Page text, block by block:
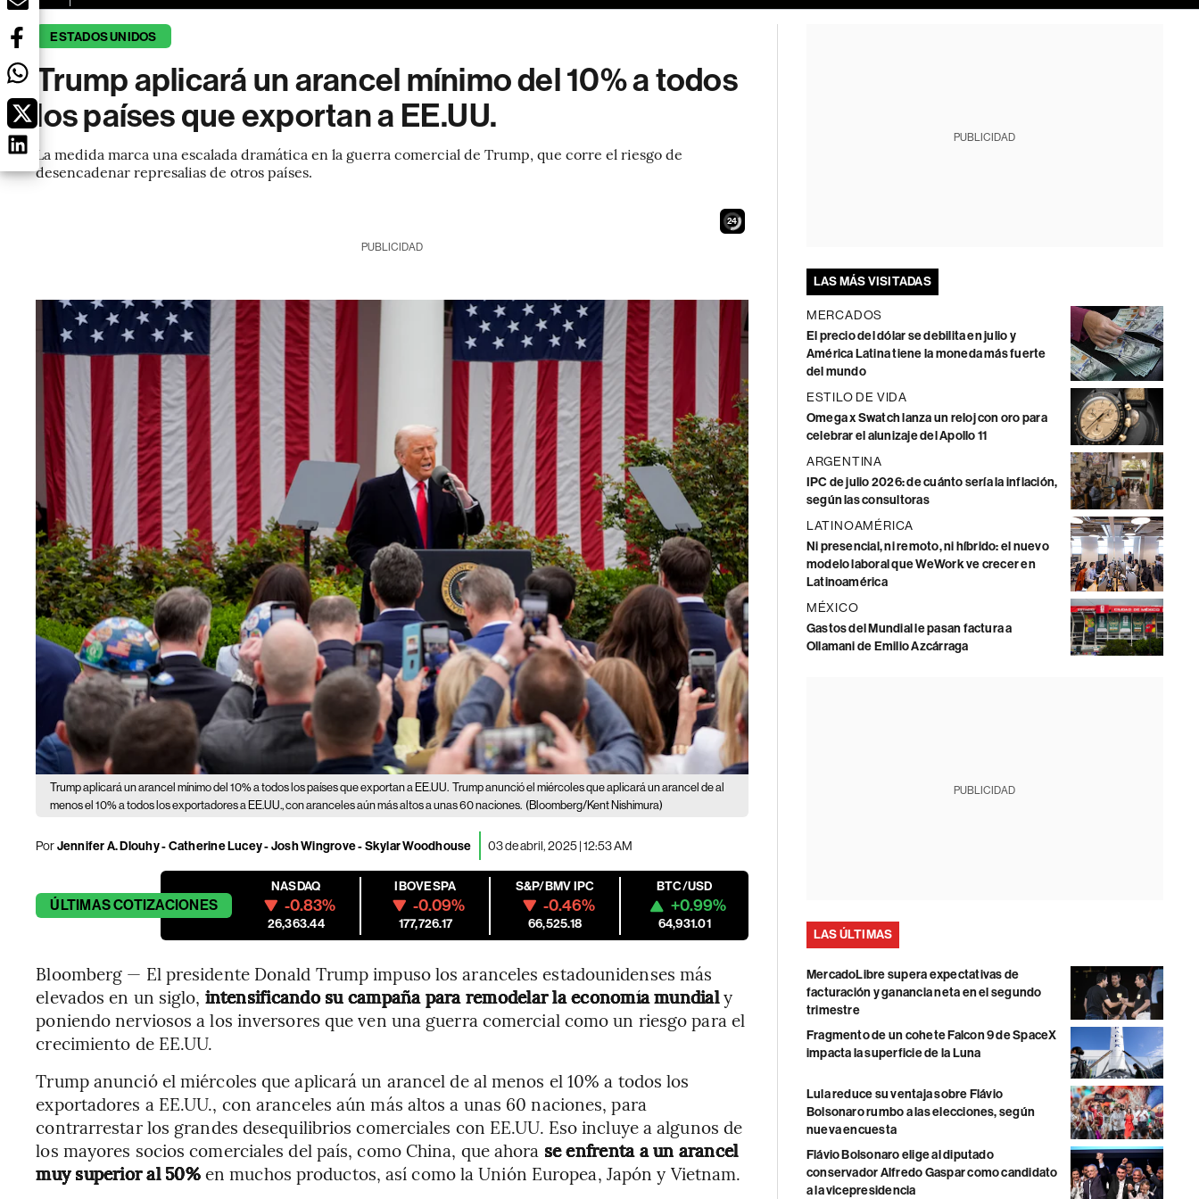
ESTADOS UNIDOS
Trump aplicará un arancel mínimo del 10% a todos
los países que exportan a EE.UU.
La medida marca una escalada dramática en la guerra comercial de Trump, que corre el riesgo de
desencadenar represalias de otros países.
23
PUBLICIDAD
Trump aplicará un arancel mínimo del 10% a todos los países que exportan a EE.UU. Trump anunció el miércoles que aplicará un arancel de al
menos el 10% a todos los exportadores a EE.UU., con aranceles aún más altos a unas 60 naciones. (Bloomberg/Kent Nishimura)
PorJennifer A. Dlouhy - Catherine Lucey - Josh Wingrove - Skylar Woodhouse 03 de abril, 2025 | 12:53 AM
ÚLTIMASCOTIZACIONES
NASDAQ
-0.83%
26,363.44
IBOVESPA
-0.09%
177,726.17
S&P/BMV IPC
-0.46%
66,525.18
BTC/USD
+0.99%
64,931.01
Bloomberg — El presidente Donald Trump impuso los aranceles estadounidenses más
elevados en un siglo, intensificando su campaña para remodelar la economía mundialy
poniendo nerviosos a los inversores que ven una guerra comercial como un riesgo para el
crecimiento de EE.UU.
Trump anunció el miércoles que aplicará un arancel de al menos el 10% a todos los
exportadores a EE.UU., con aranceles aún más altos a unas 60 naciones, para
contrarrestar los grandes desequilibrios comerciales con EE.UU. Eso incluye a algunos de
los mayores socios comerciales del país, como China, que ahora se enfrenta a un arancel
muy superior al 50%en muchos productos, así como la Unión Europea, Japón y Vietnam.
PUBLICIDAD
LAS MÁS VISITADAS
MERCADOS
El precio del dólar se debilita en julio y
América Latina tiene la moneda más fuerte
del mundo
ESTILO DE VIDA
Omega x Swatch lanza un reloj con oro para
celebrar el alunizaje del Apollo 11
ARGENTINA
IPC de julio 2026: de cuánto sería la inflación,
según las consultoras
LATINOAMÉRICA
Ni presencial, ni remoto, ni híbrido: el nuevo
modelo laboral que WeWork ve crecer en
Latinoamérica
MÉXICO
Gastos del Mundial le pasan factura a
Ollamani de Emilio Azcárraga
PUBLICIDAD
LAS ÚLTIMAS
MercadoLibre supera expectativas de
facturación y ganancia neta en el segundo
trimestre
Fragmento de un cohete Falcon 9 de SpaceX
impacta la superficie de la Luna
Lula reduce su ventaja sobre Flávio
Bolsonaro rumbo a las elecciones, según
nueva encuesta
Flávio Bolsonaro elige al diputado
conservador Alfredo Gaspar como candidato
a la vicepresidencia